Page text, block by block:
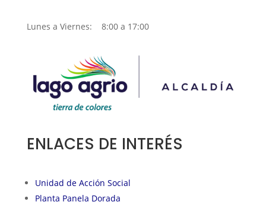
Lunes a Viernes: 8:00 a 17:00
ENLACES DE INTERÉS
Unidad de Acción Social
Planta Panela Dorada